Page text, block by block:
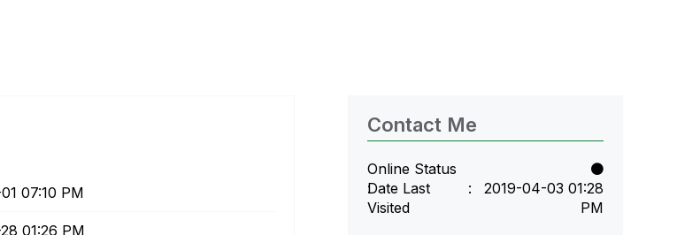
07:10 PM
01:26 PM
Contact Me
Online Status
Date Last
Visited
‎2019-04-03 01:28
PM